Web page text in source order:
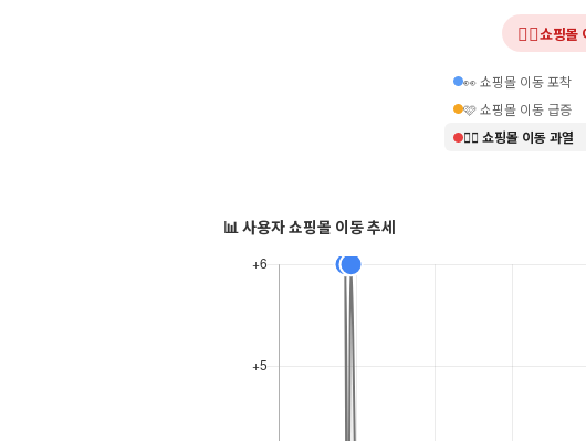
❤️‍🔥쇼핑몰
👀 쇼핑몰 이동 포착
🩷 쇼핑몰 이동 급증
❤️‍🔥 쇼핑몰 이동 과열
📊 사용자 쇼핑몰 이동 추세